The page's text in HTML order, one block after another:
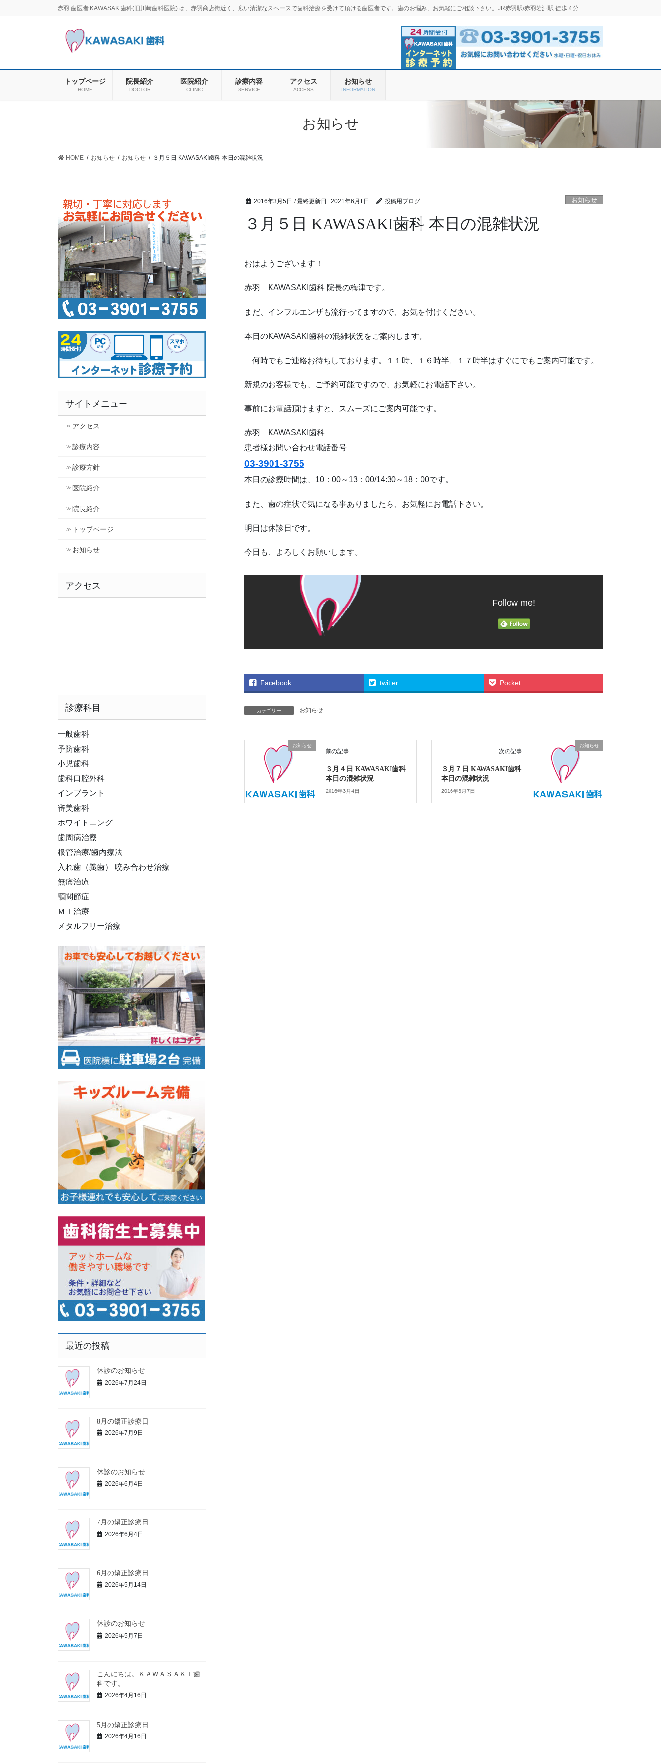
赤羽 歯医者 KAWASAKI歯科(旧川崎歯科医院) は、赤羽商店街近く、広い清潔なスペースで歯科治療を受けて頂ける歯医者です。歯のお悩み、お気軽にご相談下さい。JR赤羽駅/赤羽岩淵駅 徒歩４分
トップページ
HOME
院長紹介
DOCTOR
医院紹介
CLINIC
診療内容
SERVICE
アクセス
ACCESS
お知らせ
INFORMATION
お知らせ
HOME お知らせ お知らせ ３月５日 KAWASAKI歯科 本日の混雑状況
2016年3月5日 / 最終更新日 : 2021年6月1日 投稿用ブログ お知らせ
３月５日 KAWASAKI歯科 本日の混雑状況
おはようございます！
赤羽 KAWASAKI歯科 院長の梅津です。
まだ、インフルエンザも流行ってますので、お気を付けください。
本日のKAWASAKI歯科の混雑状況をご案内します。
何時でもご連絡お待ちしております。１１時、１６時半、１７時半はすぐにでもご案内可能です。
新規のお客様でも、ご予約可能ですので、お気軽にお電話下さい。
事前にお電話頂けますと、スムーズにご案内可能です。
赤羽 KAWASAKI歯科
患者様お問い合わせ電話番号
03-3901-3755
本日の診療時間は、10：00～13：00/14:30～18：00です。
また、歯の症状で気になる事ありましたら、お気軽にお電話下さい。
明日は休診日です。
今日も、よろしくお願いします。
Follow me!
Facebook twitter Pocket
カテゴリー お知らせ
お知らせ
前の記事
３月４日 KAWASAKI歯科
本日の混雑状況
2016年3月4日
お知らせ
次の記事
３月７日 KAWASAKI歯科
本日の混雑状況
2016年3月7日
サイトメニュー
アクセス
診療内容
診療方針
医院紹介
院長紹介
トップページ
お知らせ
アクセス
診療科目
一般歯科
予防歯科
小児歯科
歯科口腔外科
インプラント
審美歯科
ホワイトニング
歯周病治療
根管治療/歯内療法
入れ歯（義歯） 咬み合わせ治療
無痛治療
顎関節症
ＭＩ治療
メタルフリー治療
最近の投稿
休診のお知らせ
2026年7月24日
8月の矯正診療日
2026年7月9日
休診のお知らせ
2026年6月4日
7月の矯正診療日
2026年6月4日
6月の矯正診療日
2026年5月14日
休診のお知らせ
2026年5月7日
こんにちは。ＫＡＷＡＳＡＫＩ歯
科です。
2026年4月16日
5月の矯正診療日
2026年4月16日